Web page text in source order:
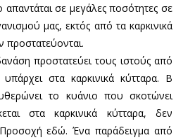
απαντάται σε μεγάλες ποσότητες σε
μας, εκτός από τα καρκινικά
προστατεύονται.
προστατεύει τους ιστούς από
στα καρκινικά κύτταρα. Β
το κυάνιο που σκοτώνει
στα καρκινικά κύτταρα, δεν
Προσοχή εδώ. Ένα παράδειγμα από